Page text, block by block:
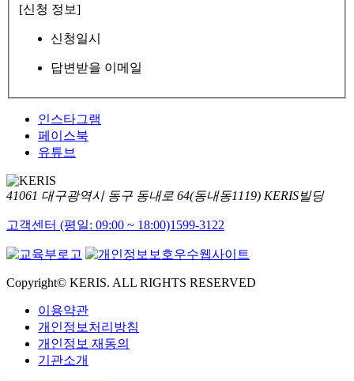
[신청 정보]
신청일시
답변받을 이메일
인스타그램
페이스북
유튜브
41061 대구광역시 동구 동내로 64(동내동1119) KERIS빌딩
고객센터 (평일: 09:00 ~ 18:00)1599-3122
Copyright© KERIS. ALL RIGHTS RESERVED
이용약관
개인정보처리방침
개인정보 재동의
기관소개